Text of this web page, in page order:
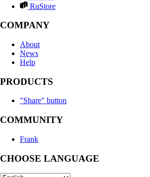
RuStore
COMPANY
About
News
Help
PRODUCTS
"Share" button
COMMUNITY
Frank
CHOOSE LANGUAGE